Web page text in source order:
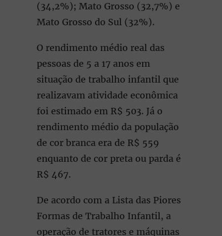
(34,2%); Mato Grosso (32,7%) e
Mato Grosso do Sul (32%).
O rendimento médio real das
pessoas de 5 a 17 anos em
situação de trabalho infantil que
realizavam atividade econômica
foi estimado em R$ 503. Já o
rendimento médio da população
de cor branca era de R$ 559
enquanto de cor preta ou parda é
R$ 467.
De acordo com a Lista das Piores
Formas de Trabalho Infantil, a
operação de tratores e máquinas